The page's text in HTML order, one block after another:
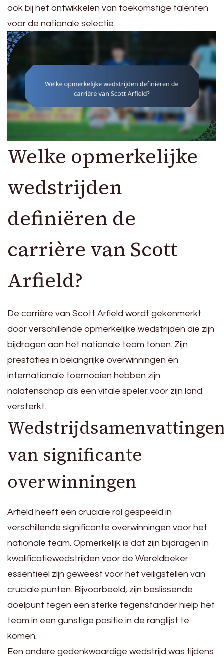
ook bij het ontwikkelen van toekomstige talenten
voor de nationale selectie.
Welke opmerkelijke
wedstrijden
definiëren de
carrière van Scott
Arfield?
De carrière van Scott Arfield wordt gekenmerkt
door verschillende opmerkelijke wedstrijden die zijn
bijdragen aan het nationale team tonen. Zijn
prestaties in belangrijke overwinningen en
internationale toernooien hebben zijn
nalatenschap als een vitale speler voor zijn land
versterkt.
van significante
overwinningen
Arfield heeft een cruciale rol gespeeld in
verschillende significante overwinningen voor het
nationale team. Opmerkelijk is dat zijn bijdragen in
kwalificatiewedstrijden voor de Wereldbeker
essentieel zijn geweest voor het veiligstellen van
cruciale punten. Bijvoorbeeld, zijn beslissende
doelpunt tegen een sterke tegenstander hielp het
team in een gunstige positie in de ranglijst te
komen.
Een andere gedenkwaardige wedstrijd was tijdens